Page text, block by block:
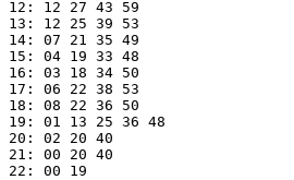
12: 12 27 43 59
13: 12 25 39 53
14: 07 21 35 49
15: 04 19 33 48
16: 03 18 34 50
17: 06 22 38 53
18: 08 22 36 50
19: 01 13 25 36 48
20: 02 20 40
21: 00 20 40
22: 00 19